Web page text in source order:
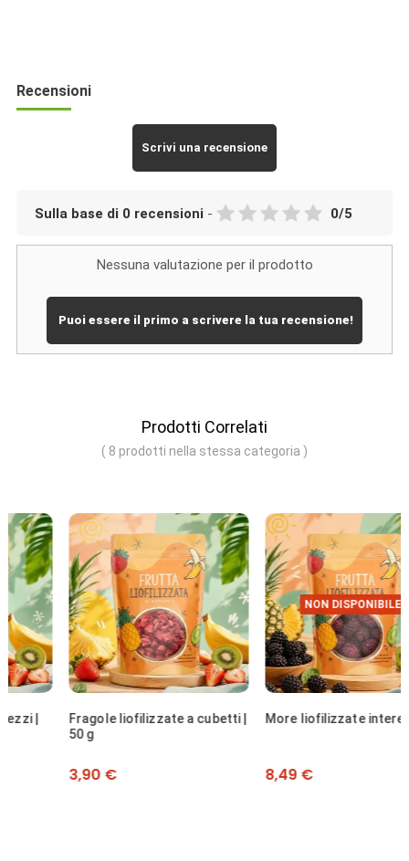
Recensioni
Scrivi una recensione
Sulla base di 0 recensioni - 0/5
Nessuna valutazione per il prodotto
Puoi essere il primo a scrivere la tua recensione!
Prodotti Correlati
( 8 prodotti nella stessa categoria )
Fragole liofilizzate a cubetti |
NON DISPONIBILE
More liofilizzate intere | 50 g